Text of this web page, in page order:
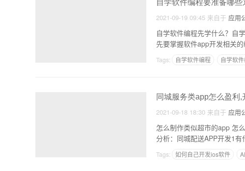
自学软件编程要准备哪
2021-09-19 09:45 来自于 应用
自学软件编程先学什么？自
先要掌握软件app开发相关
Tags: 自学软件编程 自学软
同城服务类app怎么盈利,
2021-09-18 18:30 来自于 应用
怎么制作类似超市的app 怎么制作党课APP该应用与制作超市有何相似之处 分析：同城配送APP开发有什么好处
分析：同城配送APP开发1有
Tags: 如何自己开发ios软件